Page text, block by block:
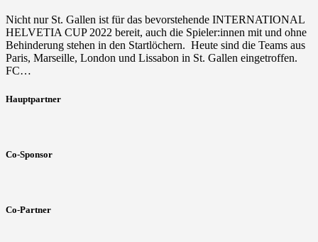
Nicht nur St. Gallen ist für das bevorstehende INTERNATIONAL
HELVETIA CUP 2022 bereit, auch die Spieler:innen mit und ohne
Behinderung stehen in den Startlöchern. Heute sind die Teams aus
Paris, Marseille, London und Lissabon in St. Gallen eingetroffen.
FC…
Hauptpartner
Co-Sponsor
Co-Partner